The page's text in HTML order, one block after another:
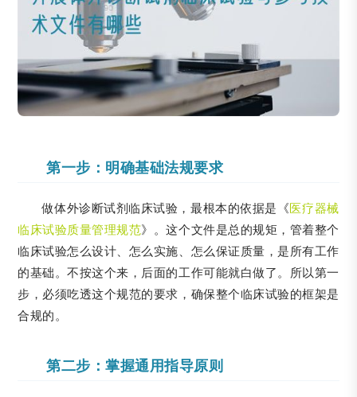
第一步：明确基础法规要求
做体外诊断试剂临床试验，最根本的依据是《医疗器械
临床试验质量管理规范》。这个文件是总的规矩，管着整个
临床试验怎么设计、怎么实施、怎么保证质量，是所有工作
的基础。不按这个来，后面的工作可能就白做了。所以第一
步，必须吃透这个规范的要求，确保整个临床试验的框架是
合规的。
第二步：掌握通用指导原则